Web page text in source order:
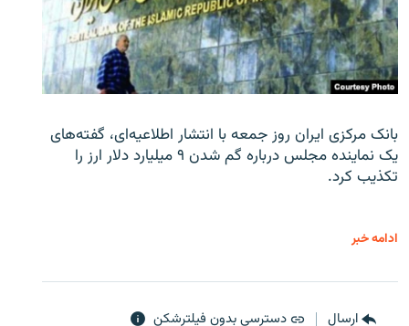
بانک مرکزی ایران روز جمعه با انتشار اطلاعیه‌ای، گفته‌های
یک نماینده مجلس درباره گم شدن ۹ میلیارد دلار ارز را
تکذیب کرد.
ادامه خبر
ارسال دسترسی بدون فیلترشکن